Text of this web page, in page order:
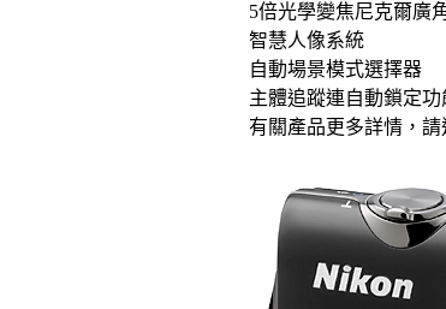
5倍光學變焦尼克爾廣
智慧人像系統
自動場景模式選擇器
主體追蹤連自動鎖定功
有關產品更多詳情，請